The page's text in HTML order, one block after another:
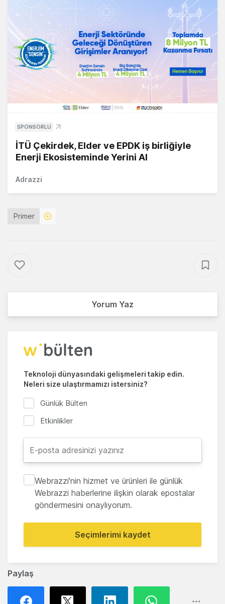
Paylaş
SPONSORLU
İTÜ Çekirdek, Elder ve EPDK iş birliğiyle
Enerji Ekosisteminde Yerini Al
Adrazzi
Primer
Yorum Yaz
Teknoloji dünyasındaki gelişmeleri takip edin.
Neleri size ulaştırmamızı istersiniz?
Günlük Bülten
Etkinlikler
Webrazzi'nin hizmet ve ürünleri ile günlük
Webrazzi haberlerine ilişkin olarak epostalar
göndermesini onaylıyorum.
Seçimlerimi kaydet